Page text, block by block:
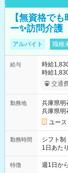
【無資格で
ー✨訪問介護
アルバイト 職種
給与
時給
時給
考慮して決定します 【収
間×4回=5万8,560円 週3
月 ※ 雇用
用形態：
交通
勤務地
兵庫県明
兵庫県明
ユー
勤務時間
シフト制
1日あた
00 ※週1日～OK ／ 夜勤専従 ＊＊ 勤務時間例 ＊＊ ■22時か
ら翌7時
特徴 週1日か